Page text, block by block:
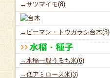
→サツマイモ(8)
→ピーマン・トウガラシ台木(3)
→水稲一般うるち米(6)
→低アミロース米(3)